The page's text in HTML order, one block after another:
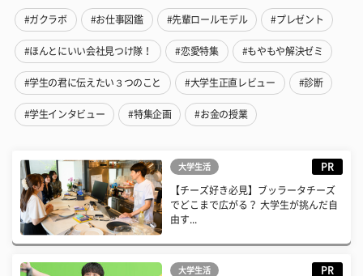
#ガクラボ #お仕事図鑑 #先輩ロールモデル #プレゼント
#ほんとにいい会社見つけ隊！ #恋愛特集 #もやもや解決ゼミ
#学生の君に伝えたい３つのこと #大学生正直レビュー #診断
#学生インタビュー #特集企画 #お金の授業
大学生活 PR
【チーズ好き必見】ブッラータチーズ
でどこまで広がる？ 大学生が挑んだ自
由す...
大学生活 PR